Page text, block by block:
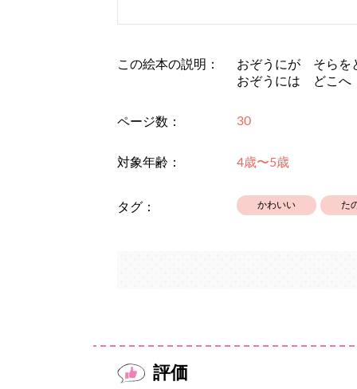
この絵本の説明：
おぞうにが そらを
おぞうには どこへ
ページ数： 30
対象年齢： 4歳〜5歳
タグ： かわいい た
評価